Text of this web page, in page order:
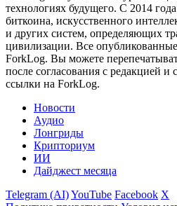
технологиях будущего. С 2014
биткоина, искусственного
и других систем, определяющих
цивилизации. Все
ForkLog. Вы можете
после согласования с редакцией и
ссылки на ForkLog.
Новости
Аудио
Лонгриды
Крипториум
ИИ
Дайджест месяца
Telegram (AI)YouTube Facebook X